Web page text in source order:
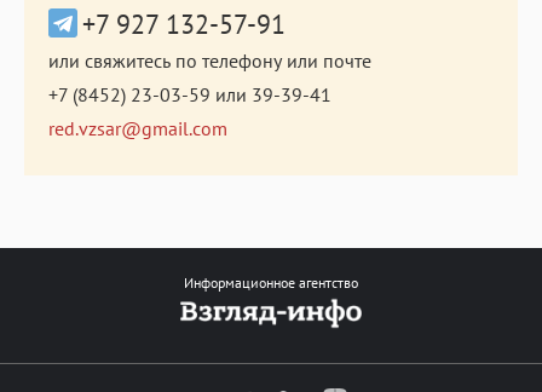
+7 927 132-57-91
или свяжитесь по телефону или почте
+7 (8452) 23-03-59 или 39-39-41
red.vzsar@gmail.com
Информационное агентство